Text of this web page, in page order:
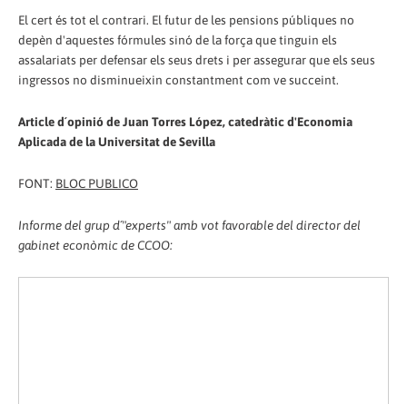
El cert és tot el contrari. El futur de les pensions públiques no
depèn d'aquestes fórmules sinó de la força que tinguin els
assalariats per defensar els seus drets i per assegurar que els seus
ingressos no disminueixin constantment com ve succeint.
Article d´opinió de Juan Torres López, catedràtic d'Economia
Aplicada de la Universitat de Sevilla
FONT: BLOC PUBLICO
Informe del grup d´"experts" amb vot favorable del director del
gabinet econòmic de CCOO: